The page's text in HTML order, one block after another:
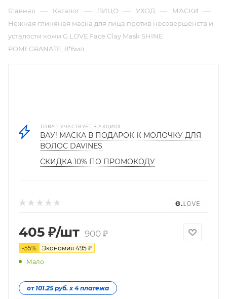
Главная — Каталог — ЛИЦО — УХОД — МАСКИ —
Нежная глиняная маска для лица против несовершенств и
усталости кожи G.LOVE Face Clay Mask SHINE
POMEGRANATE, 8*6мл
ТОВАР УЧАСТВУЕТ В АКЦИЯХ
ВАУ! МАСКА В ПОДАРОК К МОЛОЧКУ ДЛЯ
ВОЛОС DAVINES
СКИДКА 10% ПО ПРОМОКОДУ
405 ₽/шт 900₽
-55% Экономия 495 ₽
Мало
от 101.25 руб. х 4 платежа